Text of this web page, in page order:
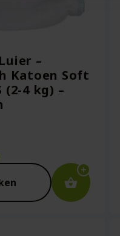
–
Katoen Soft
(2-4 kg) –